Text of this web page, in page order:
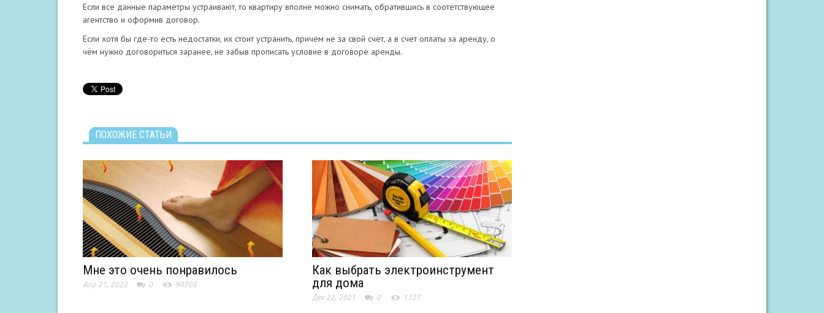
Если все данные параметры устраивают, то квартиру вполне можно снимать, обратившись в соотетствующее
агентство и оформив договор.
Если хотя бы где-то есть недостатки, их стоит устранить, причем не за свой счет, а в счет оплаты за аренду, о
чём нужно договориться заранее, не забыв прописать условие в договоре аренды.
ПОХОЖИЕ СТАТЬИ
Мне это очень понравилось
Апр 21, 2022 0 90708
Как выбрать электроинструмент
для дома
Дек 22, 2021 0 1327